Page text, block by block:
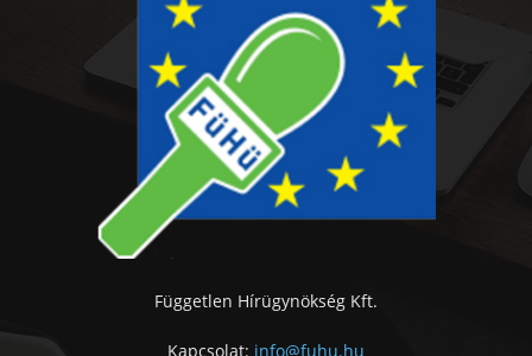
Független Hírügynökség Kft.
Kapcsolat: info@fuhu.hu